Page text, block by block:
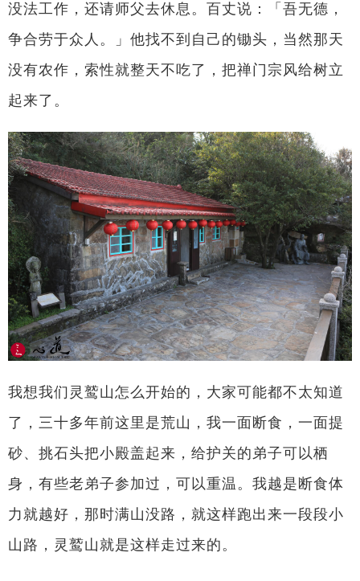
没法工作，还请师父去休息。百丈说：「吾无德，
争合劳于众人。」他找不到自己的锄头，当然那天
没有农作，索性就整天不吃了，把禅门宗风给树立
起来了。
我想我们灵鹫山怎么开始的，大家可能都不太知道
了，三十多年前这里是荒山，我一面断食，一面提
砂、挑石头把小殿盖起来，给护关的弟子可以栖
身，有些老弟子参加过，可以重温。我越是断食体
力就越好，那时满山没路，就这样跑出来一段段小
山路，灵鹫山就是这样走过来的。